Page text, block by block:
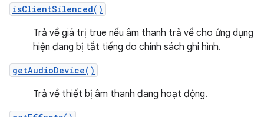
isClientSilenced()
Trả về giá trị true nếu âm thanh trả về cho ứng dụng
hiện đang bị tắt tiếng do chính sách ghi hình.
getAudioDevice()
Trả về thiết bị âm thanh đang hoạt động.